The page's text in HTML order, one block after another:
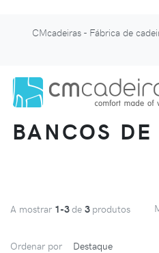
CMcadeiras - Fábrica de
BANCOS
A mostrar 1-3de 3 produtos
Ordenar por